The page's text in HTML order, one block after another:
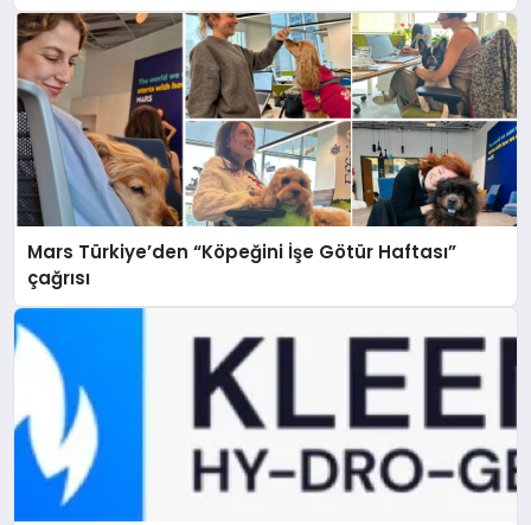
Mars Türkiye’den “Köpeğini İşe Götür Haftası”
çağrısı